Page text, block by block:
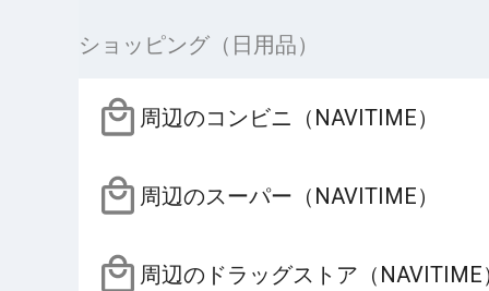
ショッピング（日用品）
周辺のコンビニ（NAVITIME）
周辺のスーパー（NAVITIME）
周辺のドラッグストア（NAVITIME